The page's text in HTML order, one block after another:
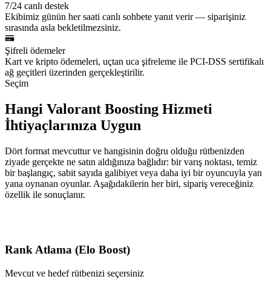
7/24 canlı destek
Ekibimiz günün her saati canlı sohbete yanıt verir — siparişiniz
sırasında asla bekletilmezsiniz.
Şifreli ödemeler
Kart ve kripto ödemeleri, uçtan uca şifreleme ile PCI-DSS sertifikalı
ağ geçitleri üzerinden gerçekleştirilir.
Seçim
Hangi Valorant Boosting Hizmeti
İhtiyaçlarınıza Uygun
Dört format mevcuttur ve hangisinin doğru olduğu rütbenizden
ziyade gerçekte ne satın aldığınıza bağlıdır: bir varış noktası, temiz
bir başlangıç, sabit sayıda galibiyet veya daha iyi bir oyuncuyla yan
yana oynanan oyunlar. Aşağıdakilerin her biri, sipariş vereceğiniz
özellik ile sonuçlanır.
Rank Atlama (Elo Boost)
Mevcut ve hedef rütbenizi seçersiniz